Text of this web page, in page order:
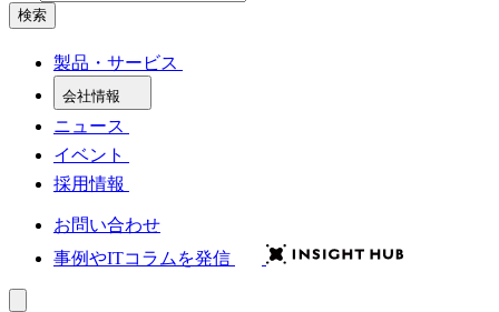
検索
製品・サービス
会社情報
ニュース
イベント
採用情報
お問い合わせ
事例やITコラムを発信